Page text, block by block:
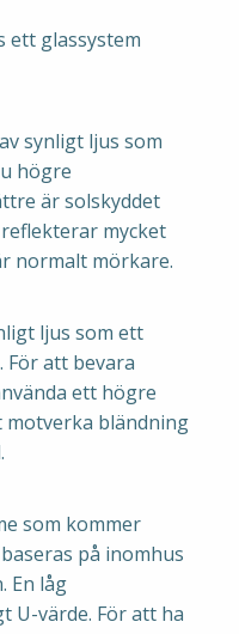
ett glassystem
synligt ljus som
högre
är solskyddet
mycket
normalt mörkare.
ljus som ett
För att bevara
ett högre
bländning
som kommer
på inomhus
En låg
U-värde. För att ha